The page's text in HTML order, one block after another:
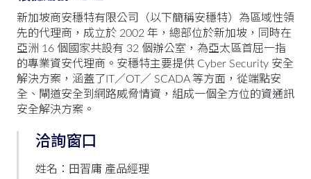
新加坡商安穩特有限公司（以下簡稱安穩特）為區域性領
先的代理商，成立於 2002 年，總部位於新加坡，同時在
亞洲 16 個國家共設有 32 個辦公室，為亞太區首屈一指
的專業資安代理商。安穩特主要提供 Cyber Security 安全
解決方案，涵蓋了IT／OT／ SCADA 等方面，從端點安
全、閘道安全到網路威脅情資，組成一個全方位的資通訊
安全解決方案。
洽詢窗口
姓名：田習庸 產品經理